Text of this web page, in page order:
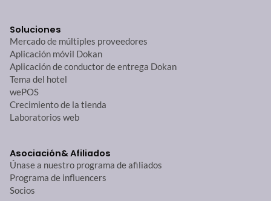
Soluciones
Mercado de múltiples proveedores
Aplicación móvil Dokan
Aplicación de conductor de entrega Dokan
Tema del hotel
wePOS
Crecimiento de la tienda
Laboratorios web
Asociación& Afiliados
Únase a nuestro programa de afiliados
Programa de influencers
Socios